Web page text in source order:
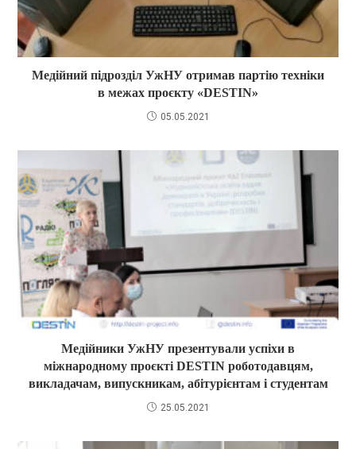
Медійний підрозділ УжНУ отримав партію техніки
в межах проєкту «DESTIN»
05.05.2021
Медійники УжНУ презентували успіхи в
міжнародному проєкті DESTIN роботодавцям,
викладачам, випускникам, абітурієнтам і студентам
25.05.2021